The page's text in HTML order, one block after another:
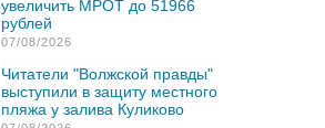
увеличить МРОТ до 51966
рублей
07/08/2026
Читатели "Волжской правды"
выступили в защиту местного
пляжа у залива Куликово